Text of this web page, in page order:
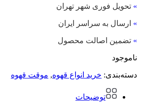
» تحویل فوری شهر تهران
» ارسال به سراسر ایران
» تضمین اصالت محصول
ناموجود
دسته‌بندی: خرید انواع قهوه, موقت قهوه
توضیحات